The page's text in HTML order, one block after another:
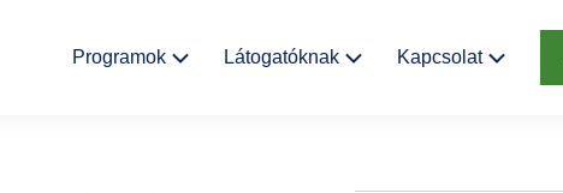
Fő
Programok Látogatóknak Kapcsolat